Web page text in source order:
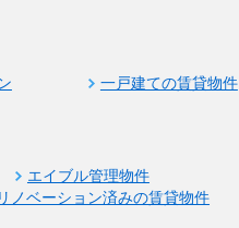
一戸建ての賃貸物件
エイブル管理物件
ノベーション済みの賃貸物件